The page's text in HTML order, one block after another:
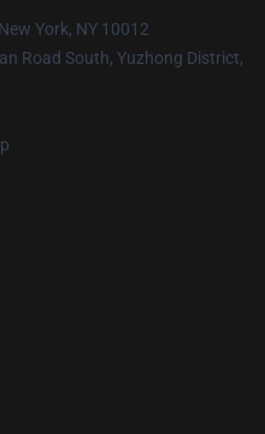
York, NY 10012
Road South, Yuzhong District,